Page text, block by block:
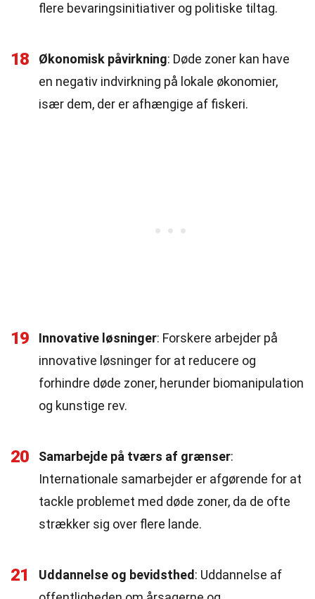
flere bevaringsinitiativer og politiske tiltag.
18 Økonomisk påvirkning: Døde zoner kan have
en negativ indvirkning på lokale økonomier,
især dem, der er afhængige af fiskeri.
19 Innovative løsninger: Forskere arbejder på
innovative løsninger for at reducere og
forhindre døde zoner, herunder biomanipulation
og kunstige rev.
20 Samarbejde på tværs af grænser:
Internationale samarbejder er afgørende for at
tackle problemet med døde zoner, da de ofte
strækker sig over flere lande.
21 Uddannelse og bevidsthed : Uddannelse af